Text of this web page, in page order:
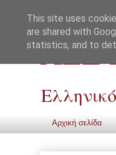
ALL
Αρχική σελίδα
This site uses
are shared with
statistics, and to